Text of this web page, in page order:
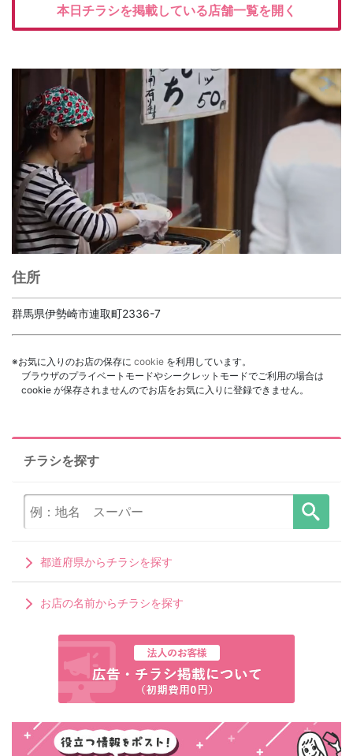
本日チラシを掲載している店舗一覧を開く
住所
群馬県伊勢崎市連取町2336-7
※お気に入りのお店の保存に cookie を利用しています。
ブラウザのプライベートモードやシークレットモードでご利用の場合は
cookie が保存されませんのでお店をお気に入りに登録できません。
チラシを探す
都道府県からチラシを探す
お店の名前からチラシを探す